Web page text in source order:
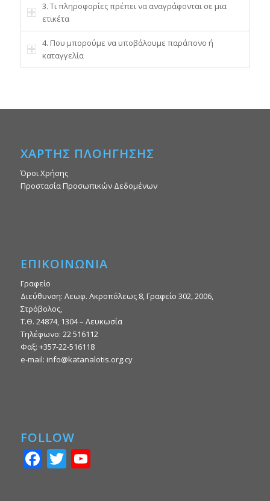
3. Τι πληροφορίες πρέπει να αναγράφονται σε μια
ετικέτα
4. Που μπορούμε να υποβάλουμε παράπονο ή
καταγγελία
ΧΑΡΤΗΣ ΠΛΟΗΓΗΣΗΣ
Όροι Χρήσης
Προστασία Προσωπικών Δεδομένων
ΕΠΙΚΟΙΝΩΝΙΑ
Γραφείο
Διεύθυνση: Λεωφ. Ακροπόλεως 8, Γραφείο 302, 2006,
Στρόβολος,
Τ.Θ. 24874, 1304 – Λευκωσία
Τηλέφωνο: 22 516112
Φαξ: +357-22-516118
e-mail: info@katanalotis.org.cy
FOLLOW
Facebook
Twitter
YouTube